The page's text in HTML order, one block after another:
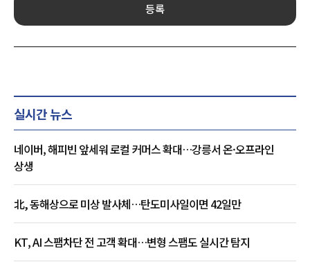
등록
실시간 뉴스
네이버, 해피빈 앞세워 로컬 커머스 확대…강릉서 온·오프라인
상생
北, 동해상으로 미상 발사체…탄도미사일이면 42일만
KT, AI 스팸차단 전 고객 확대…변형 스팸도 실시간 탐지